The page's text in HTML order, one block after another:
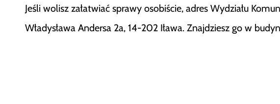
Jeśli wolisz załatwiać sprawy osobiście, adres Wydziału
Władysława Andersa 2a, 14-202 Iława. Znajdziesz go w